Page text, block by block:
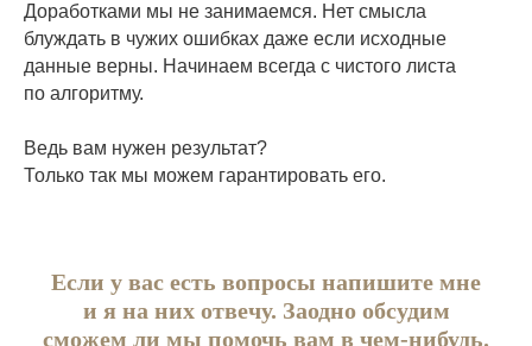
Доработками мы не занимаемся. Нет смысла
блуждать в чужих ошибках даже если исходные
данные верны. Начинаем всегда с чистого листа
по алгоритму.
Ведь вам нужен результат?
Только так мы можем гарантировать его.
Если у вас есть вопросы напишите мне
и я на них отвечу. Заодно обсудим
сможем ли мы помочь вам в чем-нибудь.
СБ ㅤ10:00 - 17:00
ПОРТФОЛИО
ПОРТФОЛИО